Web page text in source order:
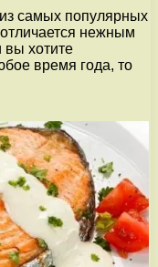
самых популярных
нежным
вы хотите
время года, то